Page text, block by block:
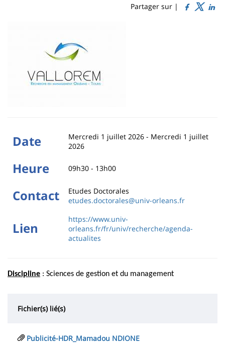
Partager sur |
page
Date Mercredi 1 juillet 2026 - Mercredi 1 juillet
2026
Heure 09h30 - 13h00
Contact
Etudes Doctorales
etudes.doctorales@univ-orleans.fr
Lien
https://www.univ-
orleans.fr/fr/univ/recherche/agenda-
actualites
Discipline : Sciences de gestion et du management
Fichier(s) lié(s)
Publicité-HDR_Mamadou NDIONE